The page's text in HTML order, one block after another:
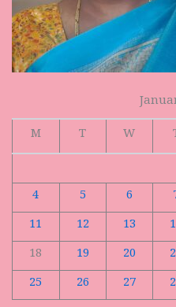
M
T W
4
5 6
11
12 13
18
19 20
25
26 27